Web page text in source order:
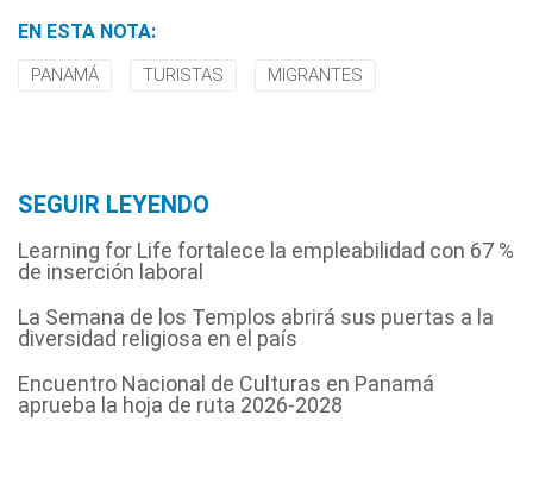
EN ESTA NOTA:
PANAMÁ TURISTAS MIGRANTES
SEGUIR LEYENDO
Learning for Life fortalece la empleabilidad con 67 %
de inserción laboral
La Semana de los Templos abrirá sus puertas a la
diversidad religiosa en el país
Encuentro Nacional de Culturas en Panamá
aprueba la hoja de ruta 2026-2028